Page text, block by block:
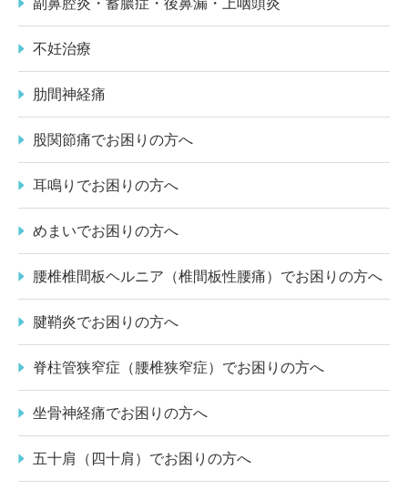
副鼻腔炎・蓄膿症・後鼻漏・上咽頭炎
不妊治療
肋間神経痛
股関節痛でお困りの方へ
耳鳴りでお困りの方へ
めまいでお困りの方へ
腰椎椎間板ヘルニア（椎間板性腰痛）でお困りの方へ
腱鞘炎でお困りの方へ
脊柱管狭窄症（腰椎狭窄症）でお困りの方へ
坐骨神経痛でお困りの方へ
五十肩（四十肩）でお困りの方へ